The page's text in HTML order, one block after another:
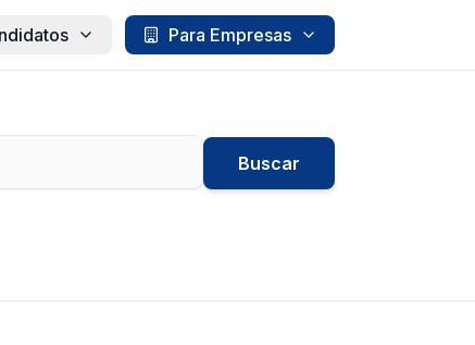
Para Empresas
Buscar